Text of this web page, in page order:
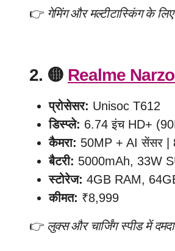
👉 गेमिंग और मल्टीटास्किंग के
2. 🟡 Realme
प्रोसेसर: Unisoc T612
डिस्प्ले: 6.74 इंच HD+
कैमरा: 50MP + AI सेंसर |
बैटरी: 5000mAh, 33W
स्टोरेज: 4GB RAM,
कीमत: ₹8,999
👉 लुक्स और चार्जिंग स्पीड में